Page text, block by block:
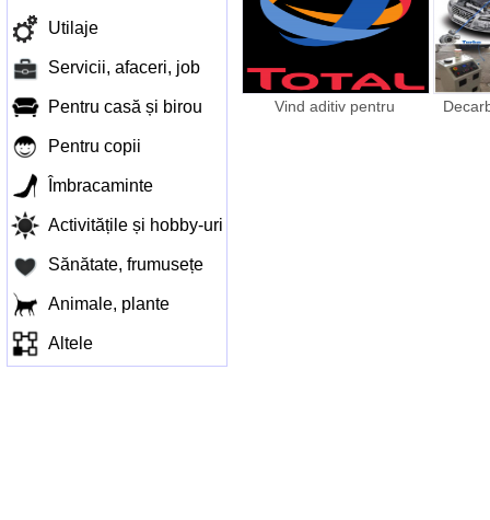
Utilaje
Servicii, afaceri, job
Pentru casă și birou
Pentru copii
Îmbracaminte
Activitățile și hobby-uri
Sănătate, frumusețe
Animale, plante
Altele
Vind aditiv pentru